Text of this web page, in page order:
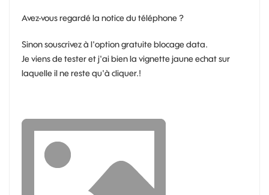
Avez-vous regardé la notice du téléphone ?
Sinon souscrivez à l'option gratuite blocage data.
Je viens de tester et j'ai bien la vignette jaune echat sur
laquelle il ne reste qu'à cliquer.!